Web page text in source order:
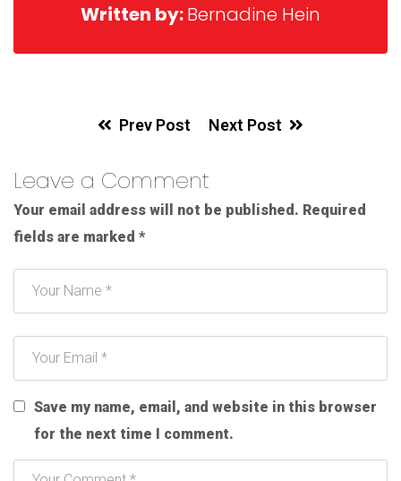
Written by:Bernadine Hein
Prev Post Next Post
Leave a Comment
Your email address will not be published. Required
fields are marked *
Save my name, email, and website in this browser
for the next time I comment.